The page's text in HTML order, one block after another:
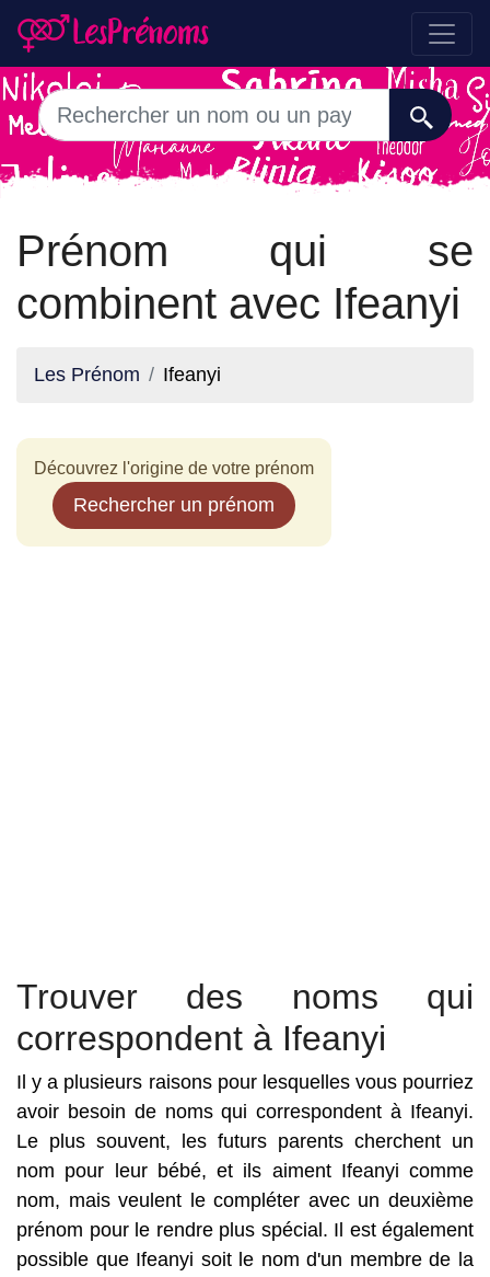
Prénom qui se
combinent avec Ifeanyi
Les Prénom Ifeanyi
Découvrez l'origine de votre prénom
Rechercher un prénom
Trouver des noms qui
correspondent à Ifeanyi
Il y a plusieurs raisons pour lesquelles vous pourriez
avoir besoin de noms qui correspondent à Ifeanyi.
Le plus souvent, les futurs parents cherchent un
nom pour leur bébé, et ils aiment Ifeanyi comme
nom, mais veulent le compléter avec un deuxième
prénom pour le rendre plus spécial. Il est également
possible que Ifeanyi soit le nom d'un membre de la